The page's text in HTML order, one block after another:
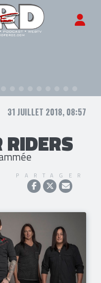
31 JUILLET 2018, 08:57
RIDERS
PARTAGER